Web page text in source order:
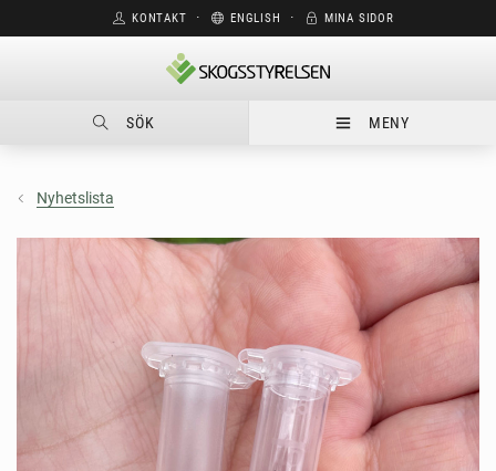
KONTAKT ⋅ ENGLISH ⋅ MINA SIDOR
SÖK MENY
Nyhetslista